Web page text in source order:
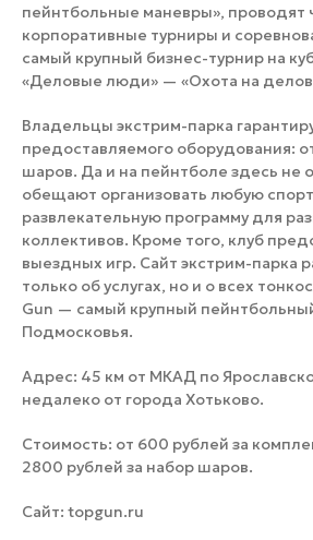
пейнтбольные маневры», проводят
корпоративные турниры и
самый крупный бизнес-турнир на
«Деловые люди» — «Охота на
Владельцы экстрим-парка
предоставляемого оборудования:
шаров. Да и на пейнтболе здесь не
обещают организовать любую
развлекательную программу для
коллективов. Кроме того, клуб
выездных игр. Сайт экстрим-парка
только об услугах, но и о всех
Gun — самый крупный
Подмосковья.
Адрес: 45 км от МКАД по
недалеко от города Хотьково.
Стоимость: от 600 рублей за
2800 рублей за набор шаров.
Сайт: topgun.ru